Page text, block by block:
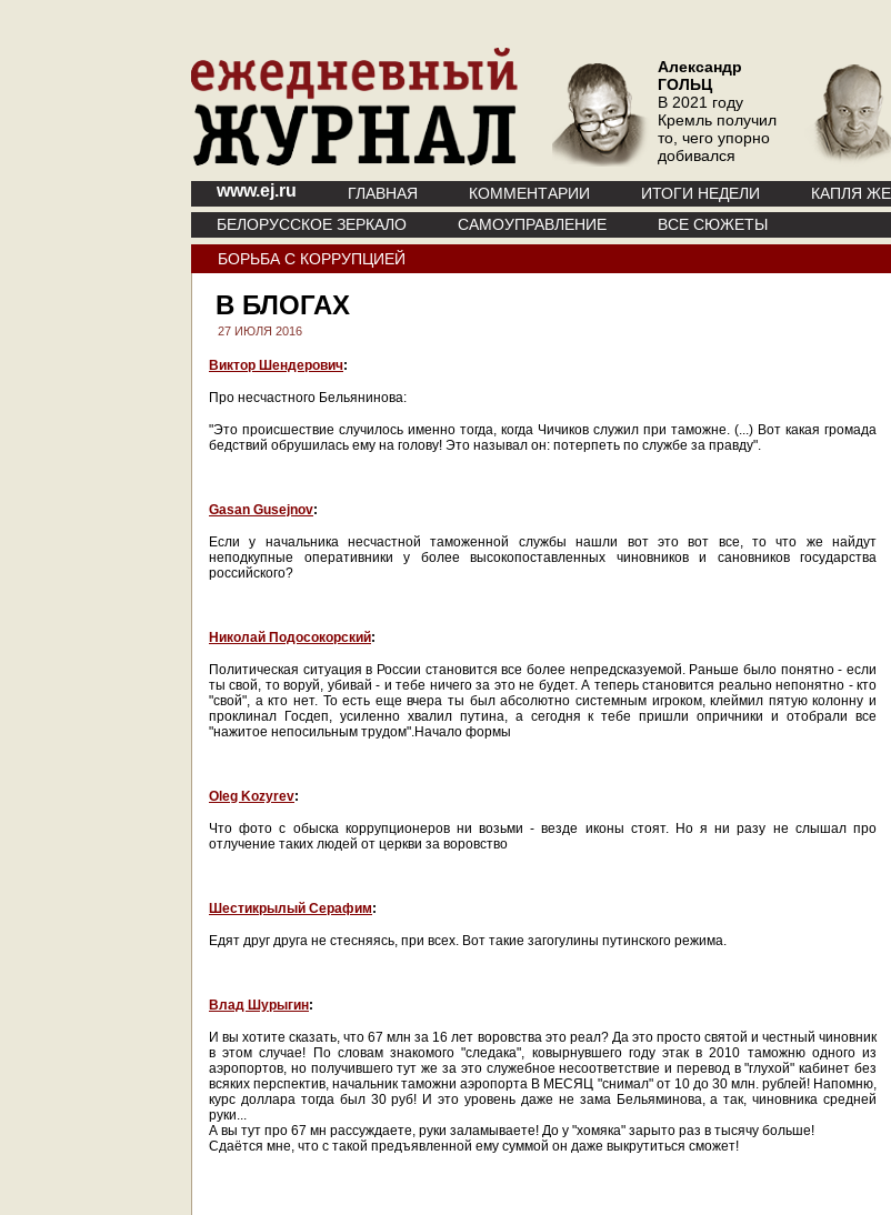
Александр
ГОЛЬЦ
В 2021 году
Кремль получил
то, чего упорно
добивался
www.ej.ru ГЛАВНАЯ КОММЕНТАРИИ ИТОГИ НЕДЕЛИ КАПЛЯ
БЕЛОРУССКОЕ ЗЕРКАЛО
САМОУПРАВЛЕНИЕ
ВСЕ СЮЖЕТЫ
БОРЬБА С КОРРУПЦИЕЙ
В БЛОГАХ
27 ИЮЛЯ 2016
Виктор Шендерович:
Про несчастного Бельянинова:
"Это происшествие случилось именно тогда, когда Чичиков служил при таможне. (...) Вот какая громада
бедствий обрушилась ему на голову! Это называл он: потерпеть по службе за правду".
Gasan Gusejnov:
Если у начальника несчастной таможенной службы нашли вот это вот все, то что же найдут
неподкупные оперативники у более высокопоставленных чиновников и сановников государства
российского?
Николай Подосокорский:
Политическая ситуация в России становится все более непредсказуемой. Раньше было понятно - если
ты свой, то воруй, убивай - и тебе ничего за это не будет. А теперь становится реально непонятно - кто
"свой", а кто нет. То есть еще вчера ты был абсолютно системным игроком, клеймил пятую колонну и
проклинал Госдеп, усиленно хвалил путина, а сегодня к тебе пришли опричники и отобрали все
"нажитое непосильным трудом".Начало формы
Oleg Kozyrev:
Что фото с обыска коррупционеров ни возьми - везде иконы стоят. Но я ни разу не слышал про
отлучение таких людей от церкви за воровство
Шестикрылый Серафим:
Едят друг друга не стесняясь, при всех. Вот такие загогулины путинского режима.
Влад Шурыгин:
И вы хотите сказать, что 67 млн за 16 лет воровства это реал? Да это просто святой и честный чиновник
в этом случае! По словам знакомого "следака", ковырнувшего году этак в 2010 таможню одного из
аэропортов, но получившего тут же за это служебное несоответствие и перевод в "глухой" кабинет без
всяких перспектив, начальник таможни аэропорта В МЕСЯЦ "снимал" от 10 до 30 млн. рублей! Напомню,
курс доллара тогда был 30 руб! И это уровень даже не зама Бельяминова, а так, чиновника средней
руки...
А вы тут про 67 мн рассуждаете, руки заламываете! До у "хомяка" зарыто раз в тысячу больше!
Сдаётся мне, что с такой предъявленной ему суммой он даже выкрутиться сможет!